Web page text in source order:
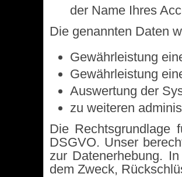
der Name Ihres
Die genannten Daten
Gewährleistung
Gewährleistung
Auswertung der
zu weiteren
Die
DSGVO. Unser
zur Datenerhebung.
dem Zweck,